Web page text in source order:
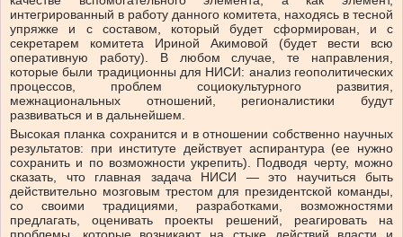
интегрированный в работу данного комитета, находясь в тесной
упряжке и с составом, который будет сформирован, и с
секретарем комитета Ириной Акимовой (будет вести всю
оперативную работу). В любом случае, те направления,
которые были традиционны для НИСИ: анализ геополитических
процессов, проблем социокультурного развития,
межнациональных отношений, регионалистики будут
развиваться и в дальнейшем.
Высокая планка сохранится и в отношении собственно научных
результатов: при институте действует аспирантура (ее нужно
сохранить и по возможности укрепить). Подводя черту, можно
сказать, что главная задача НИСИ — это научиться быть
действительно мозговым трестом для президентской команды,
со своими традициями, разработками, возможностями
предлагать, оценивать проекты решений, реагировать на